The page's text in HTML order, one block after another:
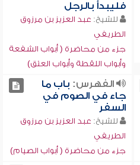
فليبدأ بالرجل
للشيخ: عبد العزيز بن مرزوق
الطريفي
جزء من محاضرة ( أبواب الشفعة
وأبواب اللقطة وأبواب العتق)
الفهرس: باب ما
جاء في الصوم في
السفر
للشيخ: عبد العزيز بن مرزوق
الطريفي
جزء من محاضرة ( أبواب الصيام)